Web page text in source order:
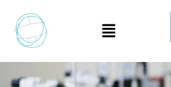
στο
περιεχόμενο
Μενού